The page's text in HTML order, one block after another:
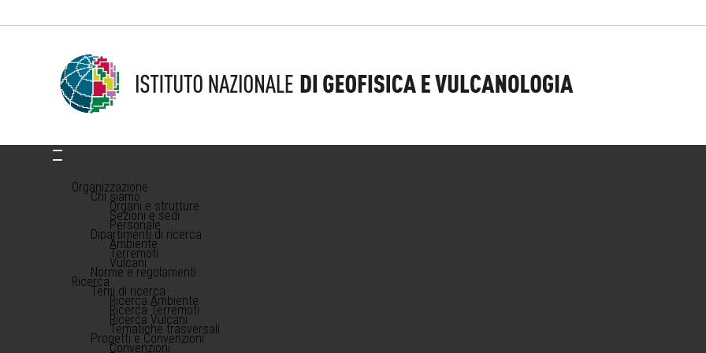
Organizzazione
Chi siamo
Organi e strutture
Sezioni e sedi
Personale
Dipartimenti di ricerca
Ambiente
Terremoti
Vulcani
Norme e regolamenti
Ricerca
Temi di ricerca
Ricerca Ambiente
Ricerca Terremoti
Ricerca Vulcani
Tematiche trasversali
Progetti e Convenzioni
Convenzioni